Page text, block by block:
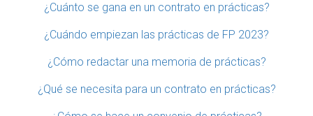
¿Cuánto se gana en un contrato en prácticas?
¿Cuándo empiezan las prácticas de FP 2023?
¿Cómo redactar una memoria de prácticas?
¿Qué se necesita para un contrato en prácticas?